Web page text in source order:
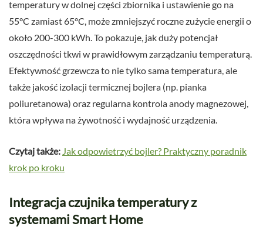
temperatury w dolnej części zbiornika i ustawienie go na
55°C zamiast 65°C, może zmniejszyć roczne zużycie energii o
około 200-300 kWh. To pokazuje, jak duży potencjał
oszczędności tkwi w prawidłowym zarządzaniu temperaturą.
Efektywność grzewcza to nie tylko sama temperatura, ale
także jakość izolacji termicznej bojlera (np. pianka
poliuretanowa) oraz regularna kontrola anody magnezowej,
która wpływa na żywotność i wydajność urządzenia.
Czytaj także: Jak odpowietrzyć bojler? Praktyczny poradnik
krok po kroku
Integracja czujnika temperatury z
systemami Smart Home